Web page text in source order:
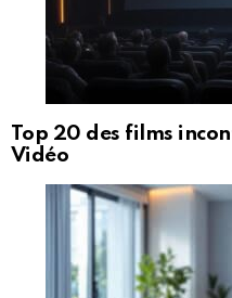
Top 20 des films
Vidéo